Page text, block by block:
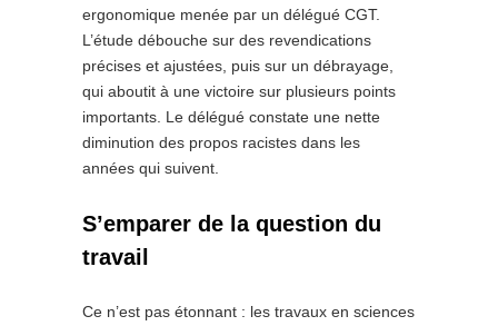
ergonomique menée par un délégué CGT.
L’étude débouche sur des revendications
précises et ajustées, puis sur un débrayage,
qui aboutit à une victoire sur plusieurs points
importants. Le délégué constate une nette
diminution des propos racistes dans les
années qui suivent.
S’emparer de la question du
travail
Ce n’est pas étonnant : les travaux en sciences